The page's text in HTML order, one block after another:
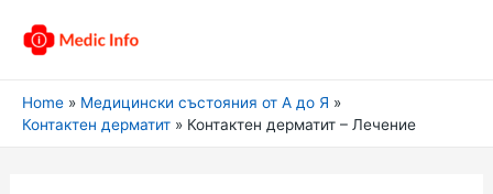
Home
Медицински състояния от А до Я
Контактен дерматит
Контактен дерматит – Лечение